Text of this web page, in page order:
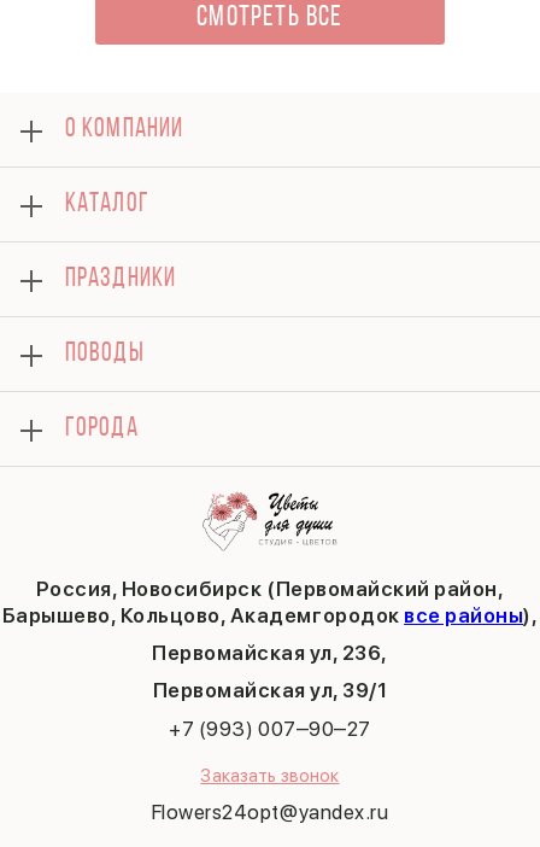
фейерверком эмоций, и я был рад, что смог подарить
ей такие положительные впечатления.
СМОТРЕТЬ ВСЕ
Россия, Новосибирск (Первомайский район,
Барышево, Кольцово, Академгородок все районы),
Первомайская ул, 236,
​Первомайская ул, 39/1
+7 (993) 007‒90‒27
Заказать звонок
Flowers24opt@yandex.ru
О КОМПАНИИ
Оплата
Отзывы
Блог
Гарантии
Доставка
Вопросы и ответы
Политика конфиденциальности
Публичная оферта
КАТАЛОГ
Букеты
Композиции
Подарки
Хризантемы
Комбо-предложения
Тюльпаны
ПРАЗДНИКИ
14 февраля
День матери
1 сентября
День учителя
Пасха
9 мая
ПОВОДЫ
ГОРОДА